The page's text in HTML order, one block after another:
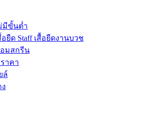
มีขั้นต่ำ
ยืด Staff เสื้อยืดงานบวช
มสกรีน
าคา
ล์